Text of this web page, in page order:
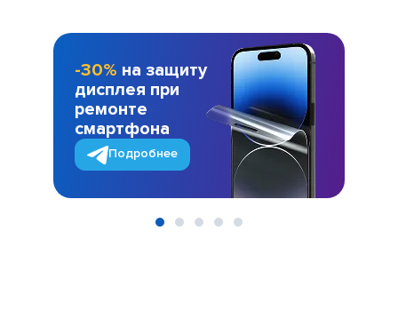
-30% на защиту
дисплея при
ремонте
смартфона
Подробнее